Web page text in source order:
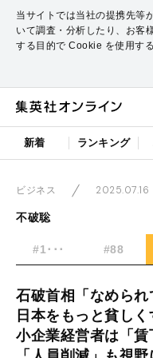
当サイトでは当社の提携先等
いて調査・分析したり、お客
する目的で Cookie を使用す
新着 ランキング
ビジネス 2025.07.16
不破聡
#1･･･ #88
石破首相「なめら
日本をもっと貧し
小企業経営者は「賃